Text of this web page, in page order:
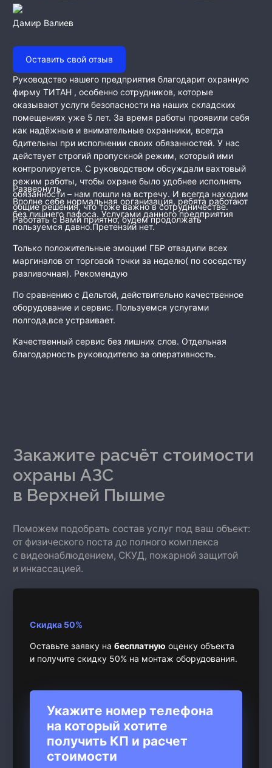
Дамир Валиев
Оставить свой отзыв
Руководство нашего предприятия благодарит охранную
фирму ТИТАН , особенно сотрудников, которые
оказывают услуги безопасности на наших складских
помещениях уже 5 лет. За время работы проявили себя
как надёжные и внимательные охранники, всегда
бдительны при исполнении своих обязанностей. У нас
действует строгий пропускной режим, который ими
контролируется. С руководством обсуждали вахтовый
режим работы, чтобы охране было удобнее исполнять
обязанности – нам пошли на встречу. И всегда находим
общие решения, что тоже важно в сотрудничестве.
Работать с Вами приятно, будем продолжать
Развернуть
Вполне себе нормальная организация, ребята работают
без лишнего пафоса. Услугами данного предприятия
пользуемся давно.Претензий нет.
Только положительные эмоции! ГБР отвадили всех
маргиналов от торговой точки за неделю( по соседству
разливочная). Рекомендую
По сравнению с Дельтой, действительно качественное
оборудование и сервис. Пользуемся услугами
полгода,все устраивает.
Качественный сервис без лишних слов. Отдельная
благодарность руководителю за оперативность.
Закажите расчёт стоимости
охраны АЗС
в Верхней Пышме
Поможем подобрать состав услуг под ваш объект:
от физического поста до полного комплекса
с видеонаблюдением, СКУД, пожарной защитой
и инкассацией.
Скидка 50%
Оставьте заявку на бесплатную оценку объекта
и получите скидку 50% на монтаж оборудования.
Укажите номер телефона
на который хотите
получить КП и расчет
стоимости